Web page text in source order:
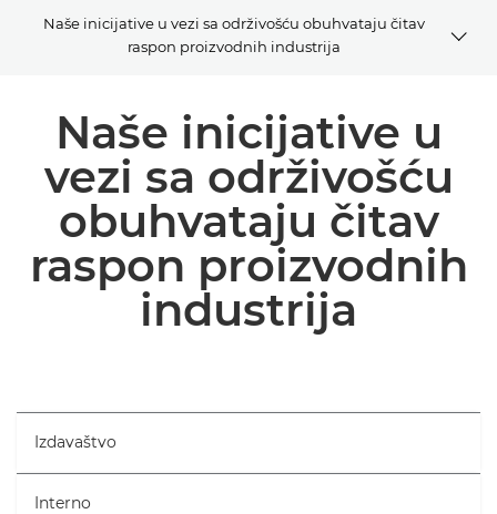
Naše inicijative u vezi sa održivošću obuhvataju čitav
raspon proizvodnih industrija
ČLANCI I STUDIJE SLUČAJA
Naše inicijative u
vezi sa održivošću
obuhvataju čitav
raspon proizvodnih
industrija
Izdavaštvo
Interno